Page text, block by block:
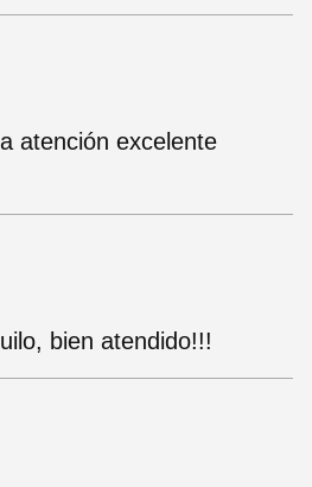
atención excelente
bien atendido!!!